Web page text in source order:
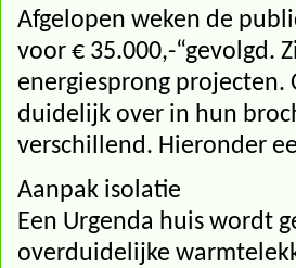
Afgelopen weken de
voor € 35.000,-“gevolgd.
energiesprong projecten.
duidelijk over in hun
verschillend. Hieronder
Aanpak isolatie
Een Urgenda huis wordt
overduidelijke